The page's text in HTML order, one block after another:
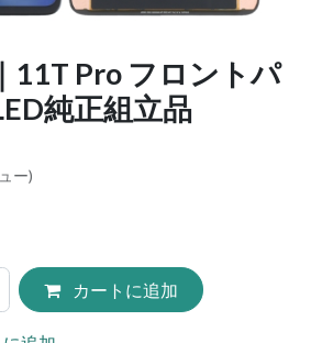
11T Pro フロントパ
純正組立品
ー)
カートに追加